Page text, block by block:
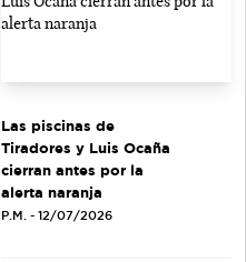
Las piscinas de
Tiradores y Luis Ocaña
cierran antes por la
alerta naranja
P.M. - 12/07/2026